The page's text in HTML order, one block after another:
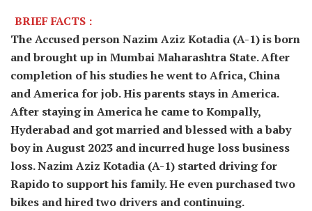
BRIEF FACTS :
The Accused person Nazim Aziz Kotadia (A-1) is born
and brought up in Mumbai Maharashtra State. After
completion of his studies he went to Africa, China
and America for job. His parents stays in America.
After staying in America he came to Kompally,
Hyderabad and got married and blessed with a baby
boy in August 2023 and incurred huge loss business
loss. Nazim Aziz Kotadia (A-1) started driving for
Rapido to support his family. He even purchased two
bikes and hired two drivers and continuing.